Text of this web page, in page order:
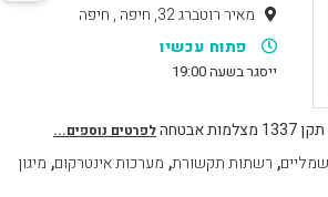
מאיר רוטברג 32, חיפה , חיפה
פתוח עכשיו
ייסגר בשעה 19:00
אבטחה לפרטים נוספים...
, רשתות תקשורת, מערכות אינטרקום, מיגון